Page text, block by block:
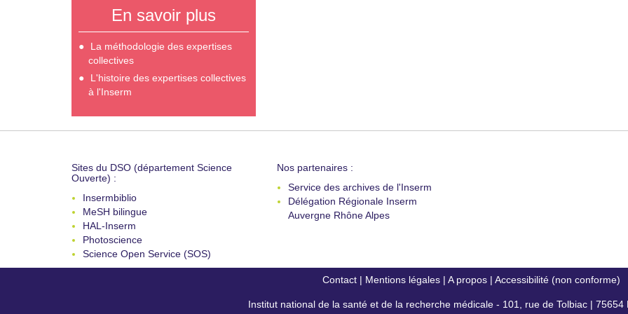
En savoir plus
La méthodologie des expertises
collectives
L'histoire des expertises collectives
à l'Inserm
Sites du DSO (département Science
Ouverte) :
Insermbiblio
MeSH bilingue
HAL-Inserm
Photoscience
Science Open Service (SOS)
Nos partenaires :
Service des archives de l'Inserm
Délégation Régionale Inserm
Auvergne Rhône Alpes
Contact| Mentions légales| A propos| Accessibilité (non conforme)
Institut national de la santé et de la recherche médicale - 101, rue de Tolbiac | 75654